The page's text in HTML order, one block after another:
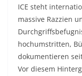
ICE steht
massive Razzien
hochumstritten,
dokumentieren
Vor diesem